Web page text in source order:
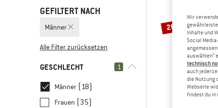
GEFILTERT NACH
Männer
Alle Filter zurücksetzen
GESCHLECHT 1
Männer (18)
Frauen (35)
20%
Wir
Inhalte und
Social
auswählen“
technisch
auch
die Nutzung
Webseite
findest du in